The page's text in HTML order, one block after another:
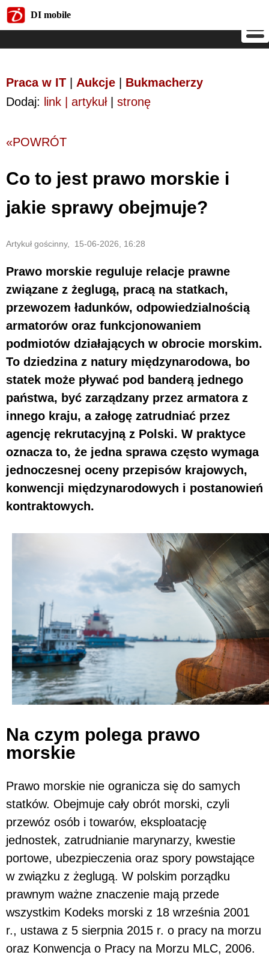
DI mobile
Praca w IT Aukcje
Bukmacherzy
Dodaj: link | artykuł| stronę
«POWRÓT
Co to jest prawo morskie i
jakie sprawy obejmuje?
Artykuł gościnny, 15-06-2026, 16:28
Prawo morskie reguluje relacje prawne
związane z żeglugą, pracą na statkach,
przewozem ładunków, odpowiedzialnością
armatorów oraz funkcjonowaniem
podmiotów działających w obrocie morskim.
To dziedzina z natury międzynarodowa, bo
statek może pływać pod banderą jednego
państwa, być zarządzany przez armatora z
innego kraju, a załogę zatrudniać przez
agencję rekrutacyjną z Polski. W praktyce
oznacza to, że jedna sprawa często wymaga
jednoczesnej oceny przepisów krajowych,
konwencji międzynarodowych i postanowień
kontraktowych.
Na czym polega prawo
morskie
Prawo morskie nie ogranicza się do samych
statków. Obejmuje cały obrót morski, czyli
przewóz osób i towarów, eksploatację
jednostek, zatrudnianie marynarzy, kwestie
portowe, ubezpieczenia oraz spory powstające
w związku z żeglugą. W polskim porządku
prawnym ważne znaczenie mają przede
wszystkim Kodeks morski z 18 września 2001
r., ustawa z 5 sierpnia 2015 r. o pracy na morzu
oraz Konwencja o Pracy na Morzu MLC, 2006.
DI mobile